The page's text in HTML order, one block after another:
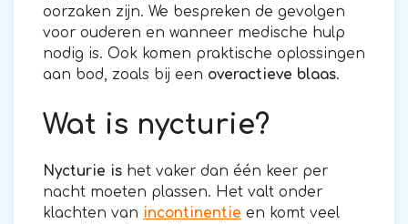
oorzaken zijn. We bespreken de gevolgen
voor ouderen en wanneer medische hulp
nodig is. Ook komen praktische oplossingen
aan bod, zoals bij een overactieve blaas.
Wat is nycturie?
Nycturie is het vaker dan één keer per
nacht moeten plassen. Het valt onder
klachten van incontinentie en komt veel